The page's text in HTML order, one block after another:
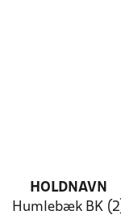
HOLDNAVN
Humlebæk BK